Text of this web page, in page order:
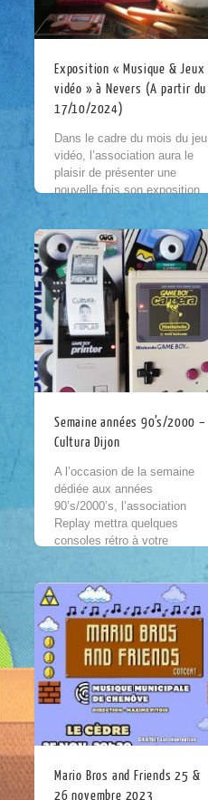
Exposition « Musique & Jeux
vidéo » à Nevers (A partir du
17/10/2024)
Dans le cadre du mois du jeu
vidéo, l’association aura le
plaisir de présenter une
nouvelle fois son exposition
Jean Jaurès...
Semaine années 90’s/2000 –
Cultura Dijon
A l’occasion de la semaine
dédiée aux années
90’s/2000’s, l’association
Replay mettra quelques
consoles rétro à votre
Drive ou encore des
classiques...
Mario Bros and Friends 25 &
26 novembre 2023